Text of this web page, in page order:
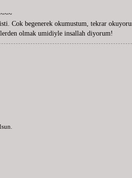
Cok begenerek okumustum, tekrar
olmak umidiyle insallah diyorum!